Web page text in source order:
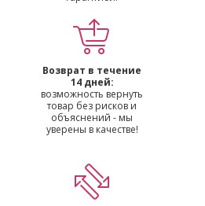
Возврат в течение
14 дней:
возможность вернуть
товар без рисков и
объяснений - мы
уверены в качестве!